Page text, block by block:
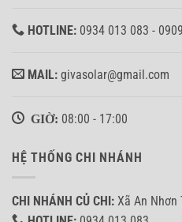
HOTLINE: 0934 013 083 -
MAIL: givasolar@gmail.com
GIỜ: 08:00 - 17:00
HỆ THỐNG CHI NHÁNH
CHI NHÁNH CỦ CHI: Xã An Nhơn